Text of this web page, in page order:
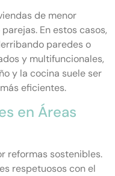
de menor
En estos casos,
paredes o
y multifuncionales,
y la cocina suele ser
eficientes.
en Áreas
reformas sostenibles.
respetuosos con el